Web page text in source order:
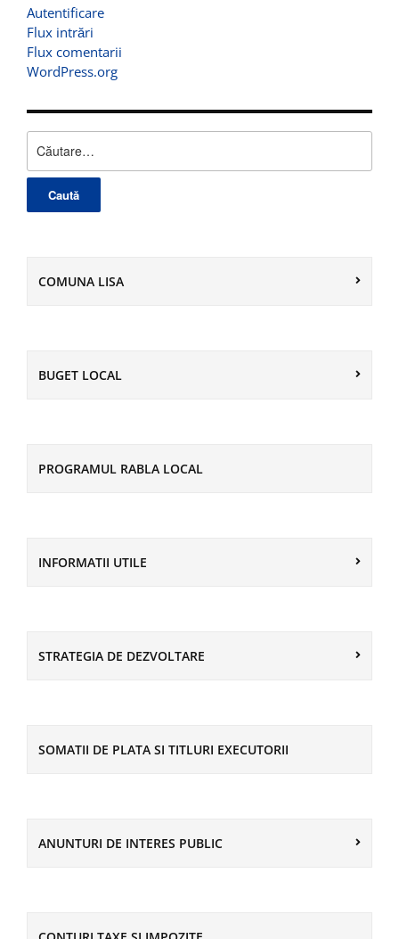
Autentificare
Flux intrări
Flux comentarii
WordPress.org
după:
COMUNA LISA
BUGET LOCAL
PROGRAMUL RABLA LOCAL
INFORMATII UTILE
STRATEGIA DE DEZVOLTARE
SOMATII DE PLATA SI TITLURI EXECUTORII
ANUNTURI DE INTERES PUBLIC